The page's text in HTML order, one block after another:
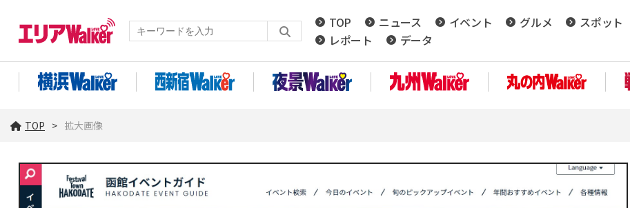
TOP ニュース イベント グルメ スポット
レポート
データ
TOP 拡大画像